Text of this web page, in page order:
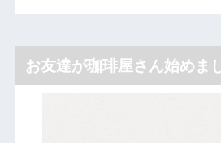
お友達が珈琲屋さん始めま